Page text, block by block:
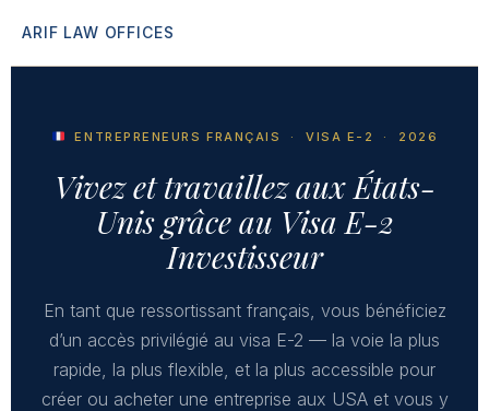
ARIF LAW OFFICES
ENTREPRENEURS FRANÇAIS · VISA E-2 · 2026
Vivez et travaillez aux États-
Unis grâce au Visa E-2
Investisseur
En tant que ressortissant français, vous bénéficiez
d’un accès privilégié au visa E-2 — la voie la plus
rapide, la plus flexible, et la plus accessible pour
créer ou acheter une entreprise aux USA et vous y